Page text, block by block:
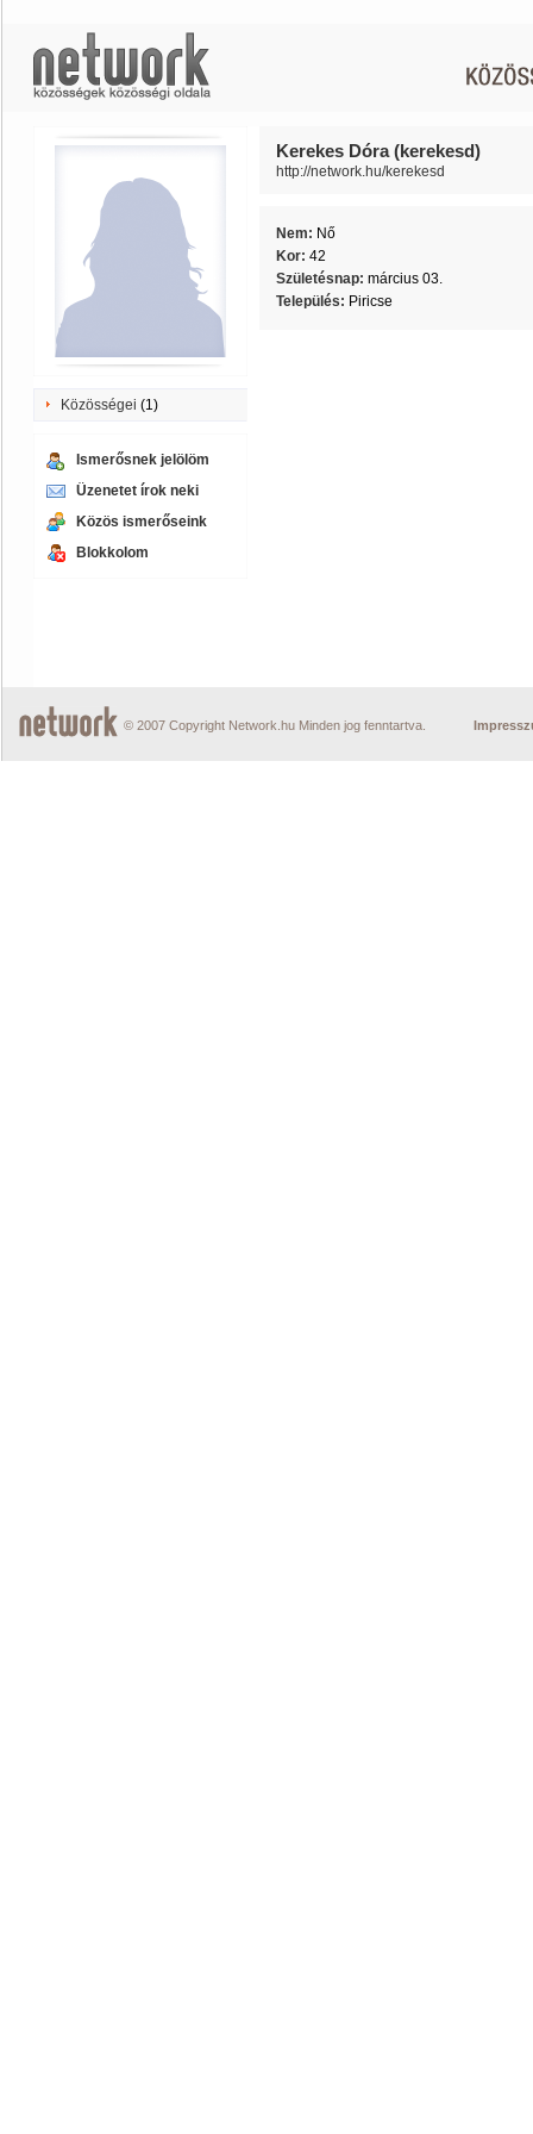
Közösségei (1)
Ismerősnek jelölöm
Üzenetet írok neki
Közös ismerőseink
Blokkolom
Kerekes Dóra (kerekesd)
http://network.hu/kerekesd
Nem: Nő
Kor: 42
Születésnap: március 03.
Település: Piricse
© 2007 Copyright Network.hu Minden jog fenntartva.